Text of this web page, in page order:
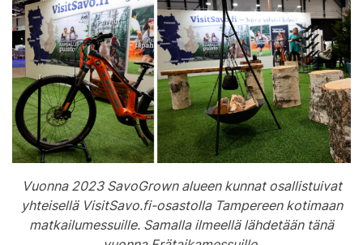
Vuonna 2023 SavoGrown alueen kunnat osallistuivat
yhteisellä VisitSavo.fi-osastolla Tampereen kotimaan
matkailumessuille. Samalla ilmeellä lähdetään tänä